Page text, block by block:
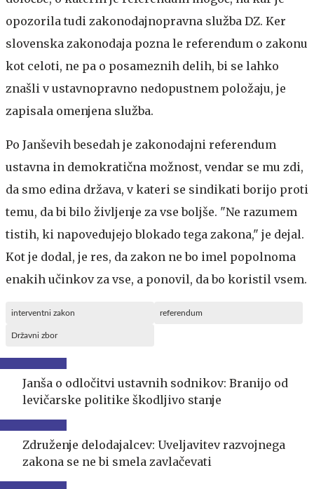
opozorila tudi zakonodajnopravna služba DZ. Ker
slovenska zakonodaja pozna le referendum o zakonu
kot celoti, ne pa o posameznih delih, bi se lahko
znašli v ustavnopravno nedopustnem položaju, je
zapisala omenjena služba.
Po Janševih besedah je zakonodajni referendum
ustavna in demokratična možnost, vendar se mu zdi,
da smo edina država, v kateri se sindikati borijo proti
temu, da bi bilo življenje za vse boljše. "Ne razumem
tistih, ki napovedujejo blokado tega zakona," je dejal.
Kot je dodal, je res, da zakon ne bo imel popolnoma
enakih učinkov za vse, a ponovil, da bo koristil vsem.
interventni zakon referendum
Državni zbor
Janša o odločitvi ustavnih sodnikov: Branijo od
levičarske politike škodljivo stanje
Združenje delodajalcev: Uveljavitev razvojnega
zakona se ne bi smela zavlačevati